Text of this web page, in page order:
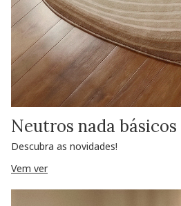
Neutros nada básicos
Descubra as novidades!
Vem ver